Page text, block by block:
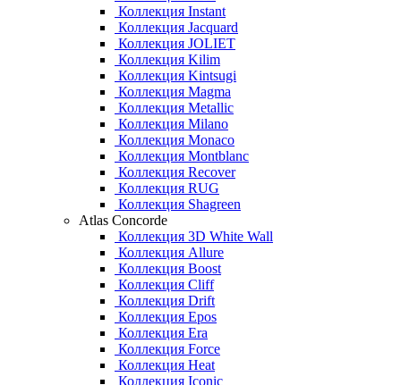
Коллекция Instant
Коллекция Jacquard
Коллекция JOLIET
Коллекция Kilim
Коллекция Kintsugi
Коллекция Magma
Коллекция Metallic
Коллекция Milano
Коллекция Monaco
Коллекция Montblanc
Коллекция Recover
Коллекция RUG
Коллекция Shagreen
Atlas Concorde
Коллекция 3D White Wall
Коллекция Allure
Коллекция Boost
Коллекция Cliff
Коллекция Drift
Коллекция Epos
Коллекция Era
Коллекция Force
Коллекция Heat
Коллекция Iconic